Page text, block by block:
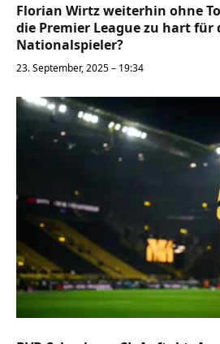
Florian Wirtz weiterhin ohne
die Premier League zu hart für
Nationalspieler?
23. September, 2025 – 19:34